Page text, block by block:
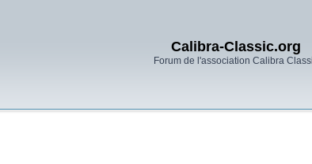
Calibra-Classic.org
Forum de l'association Calibra